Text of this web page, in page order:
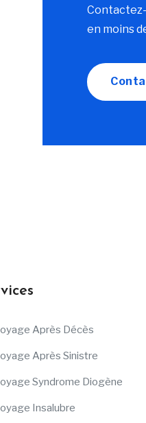
en moins
Après Décès
Après Sinistre
Syndrome Diogène
Insalubre